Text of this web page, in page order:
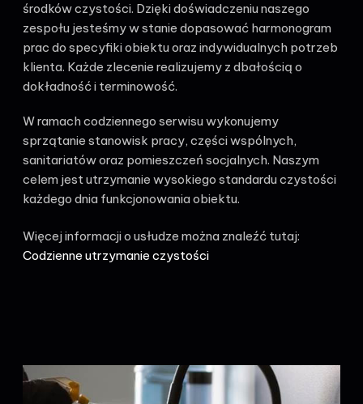
środków czystości. Dzięki doświadczeniu naszego
zespołu jesteśmy w stanie dopasować harmonogram
prac do specyfiki obiektu oraz indywidualnych potrzeb
klienta. Każde zlecenie realizujemy z dbałością o
dokładność i terminowość.
W ramach codziennego serwisu wykonujemy
sprzątanie stanowisk pracy, części wspólnych,
sanitariatów oraz pomieszczeń socjalnych. Naszym
celem jest utrzymanie wysokiego standardu czystości
każdego dnia funkcjonowania obiektu.
Więcej informacji o usłudze można znaleźć tutaj:
Codzienne utrzymanie czystości